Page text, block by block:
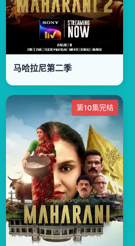
马哈拉尼第二季
第10集完结